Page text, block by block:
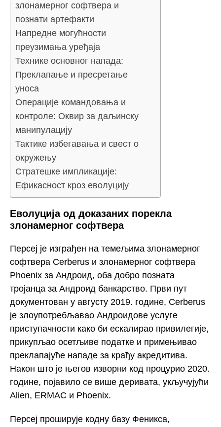
злонамерног софтвера и
познати артефакти
Напредне могућности
преузимања уређаја
Технике основног напада:
Преклапање и пресретање
уноса
Операције командовања и
контроле: Оквир за даљинску
манипулацију
Тактике избегавања и свест о
окружењу
Стратешке импликације:
Ефикасност кроз еволуцију
Еволуција од доказаних порекла
злонамерног софтвера
Персеј је изграђен на темељима злонамерног
софтвера Cerberus и злонамерног софтвера
Phoenix за Андроид, оба добро позната
тројанца за Андроид банкарство. Први пут
документован у августу 2019. године, Cerberus
је злоупотребљавао Андроидове услуге
приступачности како би ескалирао привилегије,
прикупљао осетљиве податке и примењивао
преклапајуће нападе за крађу акредитива.
Након што је његов изворни код процурио 2020.
године, појавило се више деривата, укључујући
Alien, ERMAC и Phoenix.
Персеј проширује кодну базу Феникса,